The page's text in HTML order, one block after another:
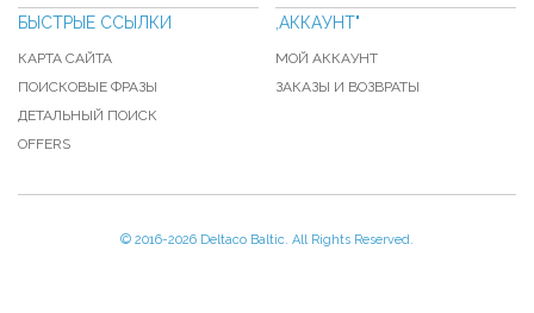
БЫСТРЫЕ ССЫЛКИ
КАРТА САЙТА
ПОИСКОВЫЕ ФРАЗЫ
ДЕТАЛЬНЫЙ ПОИСК
OFFERS
,АККАУНТ"
МОЙ АККАУНТ
ЗАКАЗЫ И ВОЗВРАТЫ
© 2016-2026 Deltaco Baltic. All Rights Reserved.